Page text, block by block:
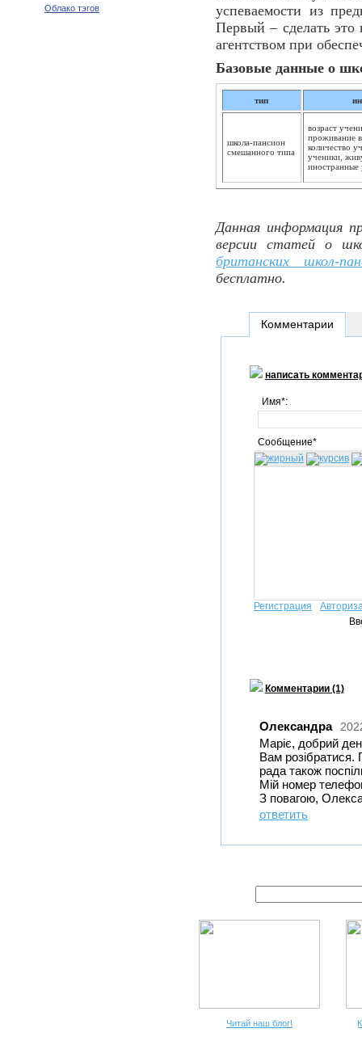
Облако тэгов
успеваемости из
Первый – сделать
агентством при
Базовые данные о
тип
школа-пансион
смешанного типа
возраст
проживание
количество
ученики,
иностранные
Данная информация
версии статей о
британских школ-
бесплатно.
Комментарии
написать
Имя*:
Сообщение*
Регистрация
Комментарии (1)
Олександра
Маріє, добрий
Вам розібратися.
рада також
Мій номер
З повагою,
ответить
Читай наш блог!